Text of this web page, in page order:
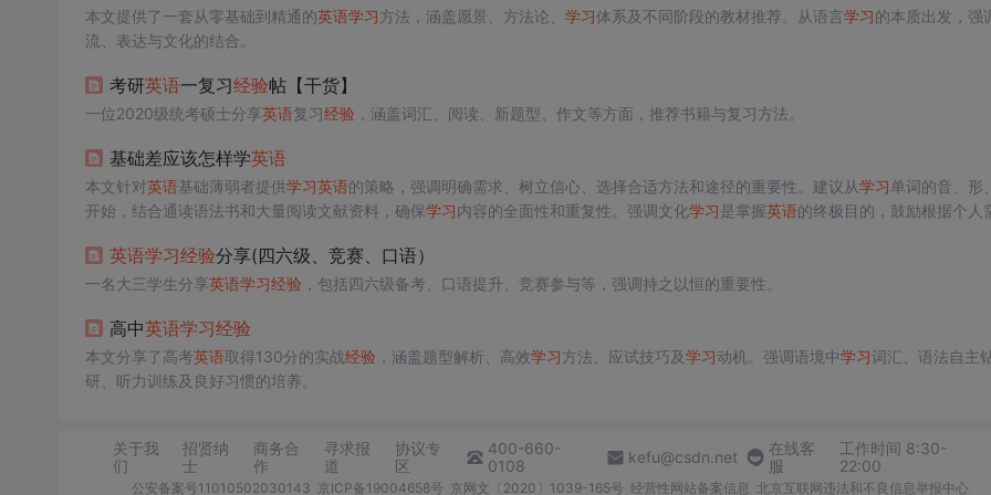
本文提供了一套从零基础到精通的英语学习方法，涵盖愿景、方法论、 学习体系及不同阶段的教材推荐。从语言学习的本质出发，强
流、表达与文化的结合。
考研英语一复习经验帖【干货】
一位2020级统考硕士分享英语复习经验 ，涵盖词汇、阅读、新题型、作文等方面，推荐书籍与复习方法。
基础差应该怎样学英语
本文针对英语基础薄弱者提供学习英语的策略，强调明确需求、树立信心、选择合适方法和途径的重要性。建议从学习单词的音、形
开始，结合通读语法书和大量阅读文献资料，确保学习内容的全面性和重复性。强调文化学习是掌握英语的终极目的，鼓励根据个人
英语学习经验分享(四六级、竞赛、口语）
一名大三学生分享英语学习经验 ，包括四六级备考、口语提升、竞赛参与等，强调持之以恒的重要性。
高中英语学习经验
本文分享了高考英语取得130分的实战经验 ，涵盖题型解析、高效学习方法、应试技巧及学习动机。强调语境中学习词汇、语法自主
研、听力训练及良好习惯的培养。
关于我
们
招贤纳
士
商务合
作
寻求报
道
协议专
区
400-660-
0108
kefu@csdn.net
在线客
服
工作时间 8:30-
22:00
公安备案号11010502030143 京ICP备19004658号 京网文〔2020〕1039-165号 经营性网站备案信息 北京互联网违法和不良信息举报中心